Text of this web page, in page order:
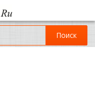
Поля 2 (магазин
8-(967)-300-69-11
Поиск